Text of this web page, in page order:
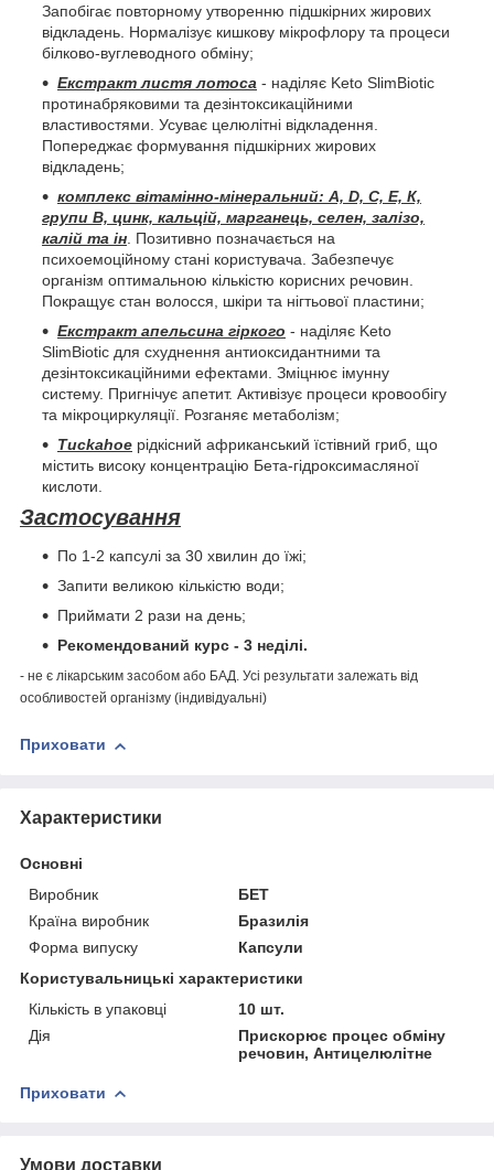
Запобігає повторному утворенню підшкірних жирових
відкладень. Нормалізує кишкову мікрофлору та процеси
білково-вуглеводного обміну;
Екстракт листя лотоса - наділяє Keto SlimBiotic
протинабряковими та дезінтоксикаційними
властивостями. Усуває целюлітні відкладення.
Попереджає формування підшкірних жирових
відкладень;
комплекс вітамінно-мінеральний: А, D, С, Е, К,
групи В, цинк, кальцій, марганець, селен, залізо,
калій та ін . Позитивно позначається на
психоемоційному стані користувача. Забезпечує
організм оптимальною кількістю корисних речовин.
Покращує стан волосся, шкіри та нігтьової пластини;
Екстракт апельсина гіркого - наділяє Keto
SlimBiotic для схуднення антиоксидантними та
дезінтоксикаційними ефектами. Зміцнює імунну
систему. Пригнічує апетит. Активізує процеси кровообігу
та мікроциркуляції. Розганяє метаболізм;
Tuckahoe рідкісний африканський їстівний гриб, що
містить високу концентрацію Бета-гідроксимасляної
кислоти.
Застосування
По 1-2 капсулі за 30 хвилин до їжі;
Запити великою кількістю води;
Приймати 2 рази на день;
Рекомендований курс - 3 неділі.
- не є лікарським засобом або БАД. Усі результати залежать від
особливостей організму (індивідуальні)
Приховати
Характеристики
Основні
Виробник
БЕТ
Країна виробник
Бразилія
Форма випуску
Капсули
Користувальницькі характеристики
Кількість в упаковці
10 шт.
Дія
Прискорює процес обміну
речовин, Антицелюлітне
Приховати
Умови доставки